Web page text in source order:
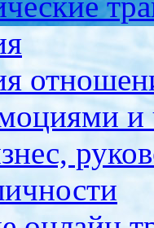
и